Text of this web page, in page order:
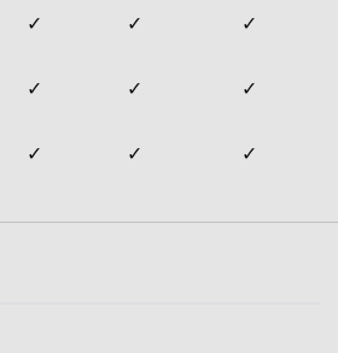
✓ ✓ ✓
✓ ✓ ✓
✓ ✓ ✓